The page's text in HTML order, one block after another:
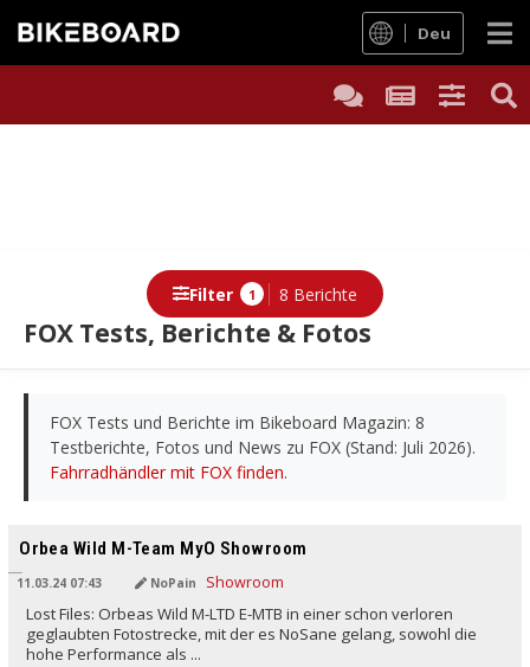
Deu
FOX Tests, Berichte & Fotos
Filter 1 8 Berichte
Berichte
FOX Tests und Berichte im Bikeboard Magazin: 8
Testberichte, Fotos und News zu FOX (Stand: Juli 2026).
Fahrradhändler mit FOX finden.
Orbea Wild M-Team MyO Showroom
11.03.24 07:43 NoPain
Lost Files: Orbeas Wild M-LTD E-MTB in einer schon verloren
geglaubten Fotostrecke, mit der es NoSane gelang, sowohl die
hohe Performance als ...